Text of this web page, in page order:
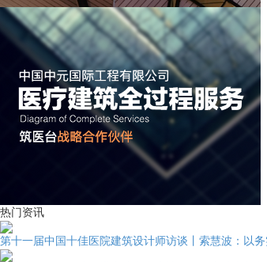
热门资讯
第十一届中国十佳医院建筑设计师访谈丨索慧波：以